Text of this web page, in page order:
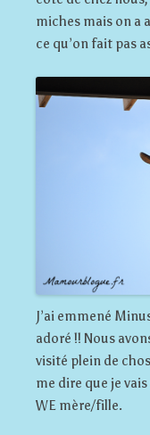
miches mais on a
ce qu’on fait pas
J’ai emmené
adoré !! Nous
visité plein de
me dire que je
WE mère/fille.